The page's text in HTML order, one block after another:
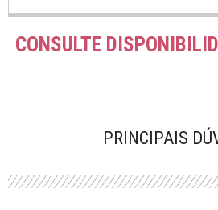
CONSULTE
PRINCIPAIS